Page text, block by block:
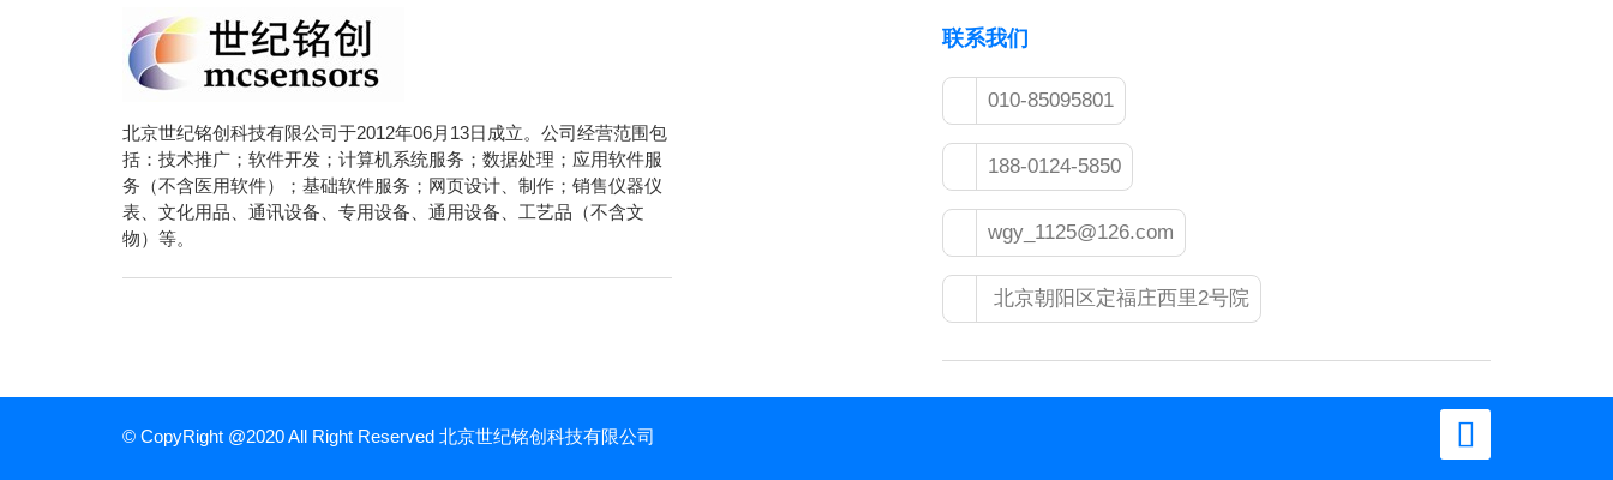
北京世纪铭创科技有限公司于2012年06月13日成立。公司经营范围包
括：技术推广；软件开发；计算机系统服务；数据处理；应用软件服
务（不含医用软件）；基础软件服务；网页设计、制作；销售仪器仪
表、文化用品、通讯设备、专用设备、通用设备、工艺品（不含文
物）等。
联系我们
010-85095801
188-0124-5850
wgy_1125@126.com
北京朝阳区定福庄西里2号院
© CopyRight @2020 All Right Reserved 北京世纪铭创科技有限公司